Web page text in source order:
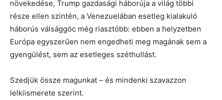
növekedése, Trump gazdasági háborúja a világ többi
része ellen szintén, a Venezuelában esetleg kialakuló
háborús válsággóc még riasztóbb: ebben a helyzetben
Európa egyszerűen nem engedheti meg magának sem a
gyengülést, sem az esetleges széthullást.
Szedjük össze magunkat – és mindenki szavazzon
lelkiismerete szerint.